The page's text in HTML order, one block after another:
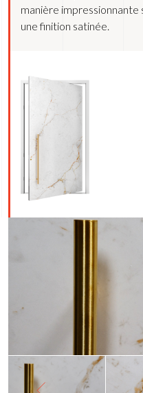
manière impressionnante
une finition satinée.